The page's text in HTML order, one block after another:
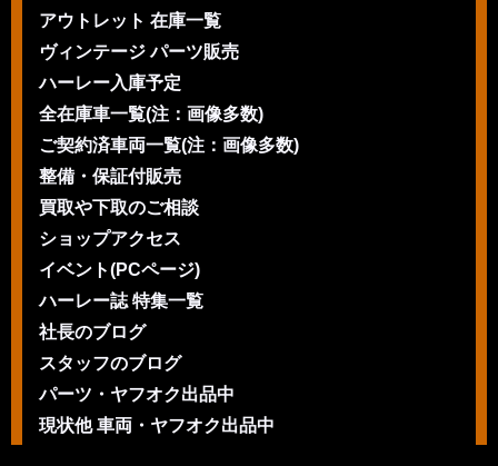
アウトレット 在庫一覧
ヴィンテージ パーツ販売
ハーレー入庫予定
全在庫車一覧(注：画像多数)
ご契約済車両一覧(注：画像多数)
整備・保証付販売
買取や下取のご相談
ショップアクセス
イベント(PCページ)
ハーレー誌 特集一覧
社長のブログ
スタッフのブログ
パーツ・ヤフオク出品中
現状他 車両・ヤフオク出品中